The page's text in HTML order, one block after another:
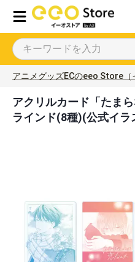
アニメグッズECのeeo Store（
アクリルカード「たま
ラインド(8種)(公式イラ